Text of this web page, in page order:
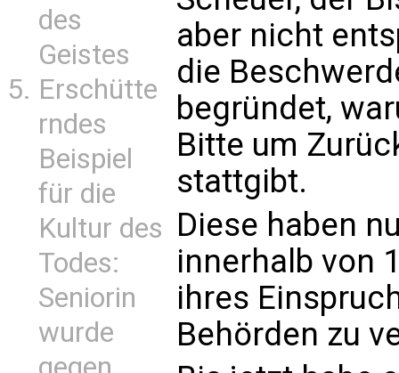
des
Geistes
Erschütte
rndes
Beispiel
für die
Kultur des
Todes:
Seniorin
wurde
aber nicht
die
begründet,
Bitte um
stattgibt.
Diese haben
innerhalb von
ihres
Behörden zu